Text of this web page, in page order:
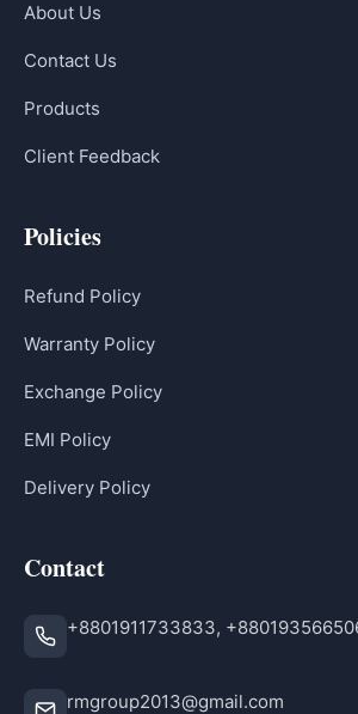
About Us
Contact Us
Products
Client Feedback
Policies
Refund Policy
Warranty Policy
Exchange Policy
EMI Policy
Delivery Policy
Contact
+8801911733833,
rmgroup2013@gmail.com